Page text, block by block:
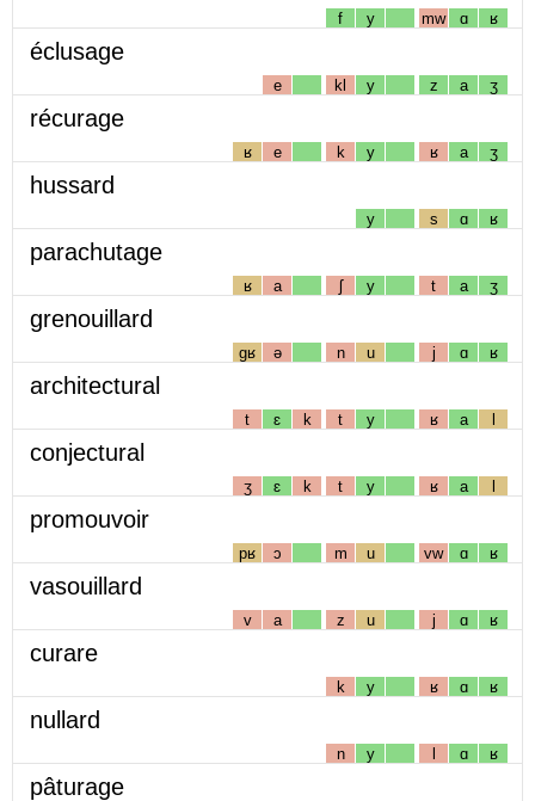
f y mw ɑ ʁ
éclusage
e kl y z a ʒ
récurage
ʁ e k y ʁ a ʒ
hussard
y s ɑ ʁ
parachutage
ʁ a ʃ y t a ʒ
grenouillard
gʁ ə n u j ɑ ʁ
architectural
t ɛ k t y ʁ a l
conjectural
ʒ ɛ k t y ʁ a l
promouvoir
pʁ ɔ m u vw ɑ ʁ
vasouillard
v a z u j ɑ ʁ
curare
k y ʁ ɑ ʁ
nullard
n y l ɑ ʁ
pâturage